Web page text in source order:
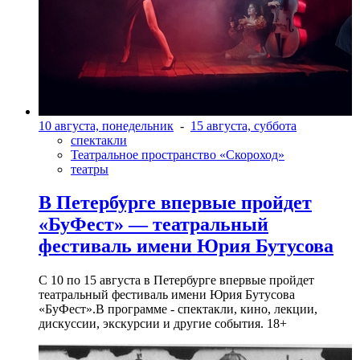
10 августа, понедельник - 15 августа, суббота
спектакли
Театральное пространство «Скороход»
театры
В Петербурге впервые пройдет
«БуФест» — театральный
фестиваль имени Юрия Бутусова
С 10 по 15 августа в Петербурге впервые пройдет
театральный фестиваль имени Юрия Бутусова
«БуФест».В программе - спектакли, кино, лекции,
дискуссии, экскурсии и другие события. 18+